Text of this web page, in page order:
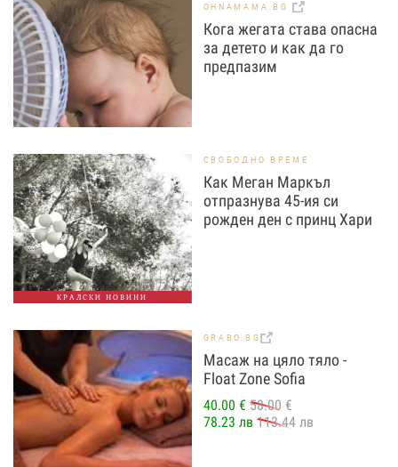
OHNAMAMA.BG
Кога жегата става опасна
за детето и как да го
предпазим
КРАЛСКИ НОВИНИ
СВОБОДНО ВРЕМЕ
Как Меган Маркъл
отпразнува 45-ия си
рожден ден с принц Хари
GRABO.BG
Масаж на цяло тяло -
Float Zone Sofia
40.00 € 58.00 €
78.23 лв 113.44 лв